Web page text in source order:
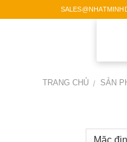
to
TRANG CHỦ / SẢN